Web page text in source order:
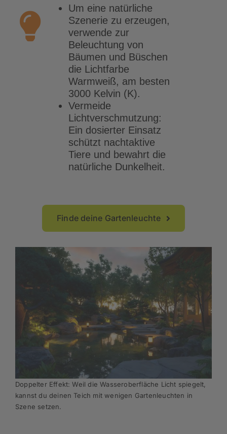
Um eine natürliche
Szenerie zu erzeugen,
verwende zur
Beleuchtung von
Bäumen und Büschen
die Lichtfarbe
Warmweiß, am besten
3000 Kelvin (K).
Vermeide
Lichtverschmutzung:
Ein dosierter Einsatz
schützt nachtaktive
Tiere und bewahrt die
natürliche Dunkelheit.
Finde deine Gartenleuchte
Doppelter Effekt: Weil die Wasseroberfläche Licht spiegelt,
kannst du deinen Teich mit wenigen Gartenleuchten in
Szene setzen.